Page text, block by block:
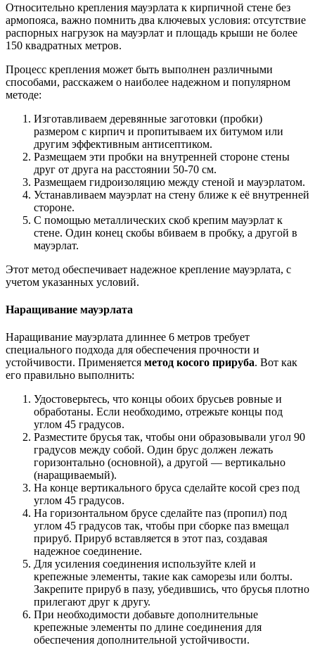
Относительно крепления мауэрлата к кирпичной стене без
армопояса, важно помнить два ключевых условия: отсутствие
распорных нагрузок на мауэрлат и площадь крыши не более
150 квадратных метров.
Процесс крепления может быть выполнен различными
способами, расскажем о наиболее надежном и популярном
методе:
Изготавливаем деревянные заготовки (пробки)
размером с кирпич и пропитываем их битумом или
другим эффективным антисептиком.
Размещаем эти пробки на внутренней стороне стены
друг от друга на расстоянии 50-70 см.
Размещаем гидроизоляцию между стеной и мауэрлатом.
Устанавливаем мауэрлат на стену ближе к её внутренней
стороне.
С помощью металлических скоб крепим мауэрлат к
стене. Один конец скобы вбиваем в пробку, а другой в
мауэрлат.
Этот метод обеспечивает надежное крепление мауэрлата, с
учетом указанных условий.
Наращивание мауэрлата
Наращивание мауэрлата длиннее 6 метров требует
специального подхода для обеспечения прочности и
устойчивости. Применяется метод косого прируба. Вот как
его правильно выполнить:
Удостоверьтесь, что концы обоих брусьев ровные и
обработаны. Если необходимо, отрежьте концы под
углом 45 градусов.
Разместите брусья так, чтобы они образовывали угол 90
градусов между собой. Один брус должен лежать
горизонтально (основной), а другой — вертикально
(наращиваемый).
На конце вертикального бруса сделайте косой срез под
углом 45 градусов.
На горизонтальном брусе сделайте паз (пропил) под
углом 45 градусов так, чтобы при сборке паз вмещал
прируб. Прируб вставляется в этот паз, создавая
надежное соединение.
Для усиления соединения используйте клей и
крепежные элементы, такие как саморезы или болты.
Закрепите прируб в пазу, убедившись, что брусья плотно
прилегают друг к другу.
При необходимости добавьте дополнительные
крепежные элементы по длине соединения для
обеспечения дополнительной устойчивости.